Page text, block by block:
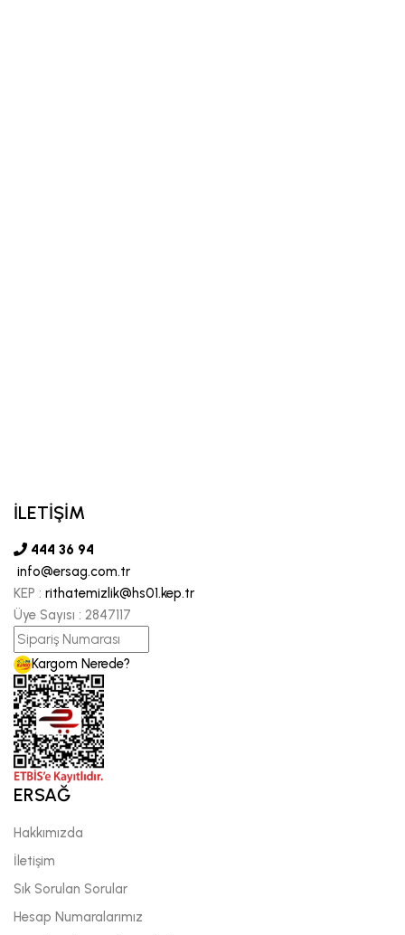
İLETİŞİM
444 36 94
info@ersag.com.tr
KEP : rithatemizlik@hs01.kep.tr
Üye Sayısı : 2847117
Kargom Nerede?
ERSAĞ
Hakkımızda
İletişim
Sık Sorulan Sorular
Hesap Numaralarımız